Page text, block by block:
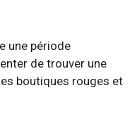
une période
de trouver une
boutiques rouges et